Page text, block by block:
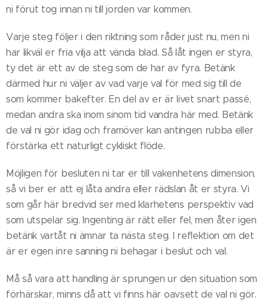
ni förut tog innan ni till jorden var kommen.
Varje steg följer i den riktning som råder just nu, men ni
har likväl er fria vilja att vända blad. Så låt ingen er styra,
ty det är ett av de steg som de har av fyra. Betänk
därmed hur ni väljer av vad varje val för med sig till de
som kommer bakefter. En del av er är livet snart passé,
medan andra ska inom sinom tid vandra här med. Betänk
de val ni gör idag och framöver kan antingen rubba eller
förstärka ett naturligt cykliskt flöde.
Möjligen för besluten ni tar er till vakenhetens dimension,
så vi ber er att ej låta andra eller rädslan åt er styra. Vi
som går här bredvid ser med klarhetens perspektiv vad
som utspelar sig. Ingenting är rätt eller fel, men åter igen
betänk vartåt ni ämnar ta nästa steg. I reflektion om det
är er egen inre sanning ni behagar i beslut och val.
Må så vara att handling är sprungen ur den situation som
förhärskar, minns då att vi finns här oavsett de val ni gör.